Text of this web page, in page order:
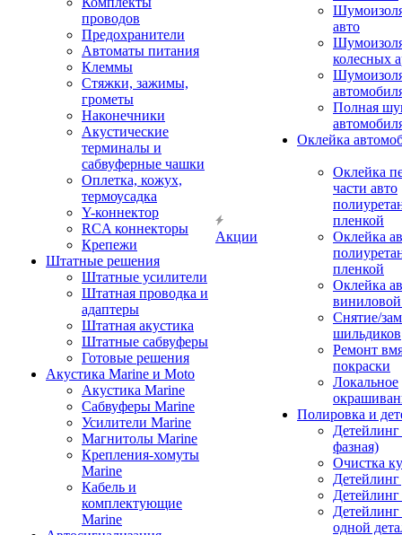
проводов
Предохранители
Автоматы питания
Клеммы
Стяжки, зажимы,
грометы
Наконечники
Акустические
терминалы и
сабвуферные чашки
Оплетка, кожух,
термоусадка
Y-коннектор
RCA коннекторы
Крепежи
Штатные решения
Штатные усилители
Штатная проводка и
адаптеры
Штатная акустика
Штатные сабвуферы
Готовые решения
Акустика Marine и Moto
Акустика Marine
Сабвуферы Marine
Усилители Marine
Магнитолы Marine
Крепления-хомуты
Marine
Кабель и
комплектующие
Marine
Акции
авто
колесных
Полная
Оклейка
Оклейка
части авто
пленкой
Оклейка
пленкой
Оклейка
Снятие/
шильдиков
Ремонт
покраски
Локальное
Полировка и
фазная)
Очистка
Детейлинг
одной